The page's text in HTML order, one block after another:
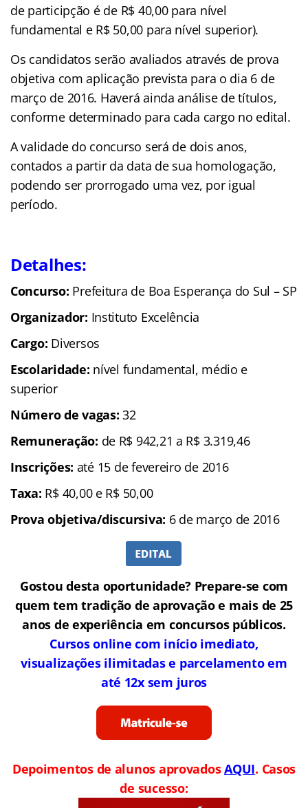
de participção é de R$ 40,00 para nível
fundamental e R$ 50,00 para nível superior).
Os candidatos serão avaliados através de prova
objetiva com aplicação prevista para o dia 6 de
março de 2016. Haverá ainda análise de títulos,
conforme determinado para cada cargo no edital.
A validade do concurso será de dois anos,
contados a partir da data de sua homologação,
podendo ser prorrogado uma vez, por igual
período.
Detalhes:
Concurso: Prefeitura de Boa Esperança do Sul – SP
Organizador: Instituto Excelência
Cargo: Diversos
Escolaridade: nível fundamental, médio e
superior
Número de vagas:32
Remuneração: de R$ 942,21 a R$ 3.319,46
Inscrições: até 15 de fevereiro de 2016
Taxa: R$ 40,00 e R$ 50,00
Prova objetiva/discursiva: 6 de março de 2016
Gostou desta oportunidade? Prepare-se com
quem tem tradição de aprovação e mais de 25
anos de experiência em concursos públicos.
Cursos online com início imediato,
visualizações ilimitadas e parcelamento em
até 12x sem juros
Depoimentos de alunos aprovadosAQUI. Casos
de sucesso: